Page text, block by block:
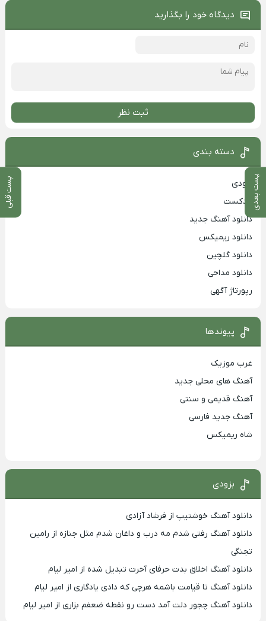
پست بعدی پست قبلی
دیدگاه خود را بگذارید
ثبت نظر
دسته بندی
بزودی
پادکست
دانلود آهنگ جدید
دانلود ریمیکس
دانلود گلچین
دانلود مداحی
رپورتاژ آگهی
پیوندها
غرب موزیک
آهنگ های محلی جدید
آهنگ قدیمی و سنتی
آهنگ جدید فارسی
شاه ریمیکس
بزودی
دانلود آهنگ خوشتیپ از فرشاد آزادی
دانلود آهنگ رفتی شدم مه درب و داغان شدم مثل جنازه از رامین
تجنگی
دانلود آهنگ اخلاق بدت حرفای آخرت تبدیل شده از امیر لیام
دانلود آهنگ تا قیامت باشمه هرچی که دادی یادگاری از امیر لیام
دانلود آهنگ چجور دلت آمد دست رو نقطه ضعفم بزاری از امیر لیام